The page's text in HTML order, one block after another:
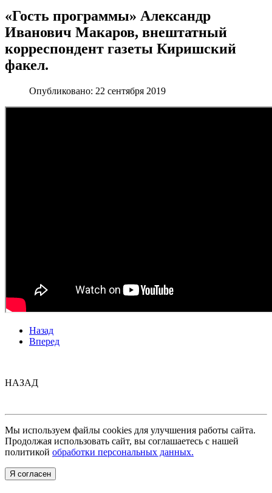
«Гость программы» Александр
Иванович Макаров, внештатный
корреспондент газеты Киришский
факел.
Опубликовано: 22 сентября 2019
Назад
Вперед
НАЗАД
Мы используем файлы cookies для улучшения работы сайта.
Продолжая использовать сайт, вы соглашаетесь с нашей
политикой обработки персональных данных.
Я согласен